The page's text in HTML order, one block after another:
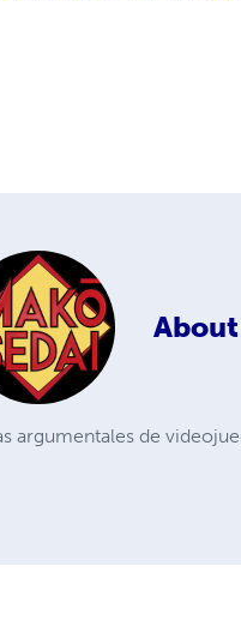
About
argumentales de